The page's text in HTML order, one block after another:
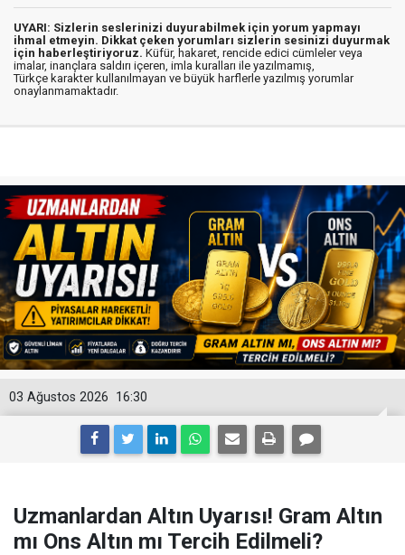
UYARI: Sizlerin seslerinizi duyurabilmek için yorum yapmayı
ihmal etmeyin. Dikkat çeken yorumları sizlerin sesinizi duyurmak
için haberleştiriyoruz. Küfür, hakaret, rencide edici cümleler veya
imalar, inançlara saldırı içeren, imla kuralları ile yazılmamış,
Türkçe karakter kullanılmayan ve büyük harflerle yazılmış yorumlar
onaylanmamaktadır.
16:30
03 Ağustos 2026
Uzmanlardan Altın Uyarısı! Gram Altın
mı Ons Altın mı Tercih Edilmeli?